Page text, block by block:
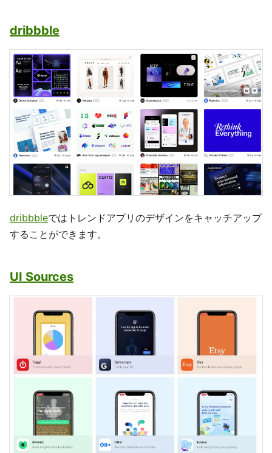
dribbble
dribbbleではトレンドアプリのデザインをキャッチアップ
することができます。
UI Sources